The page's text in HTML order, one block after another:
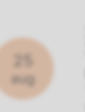
25
aug